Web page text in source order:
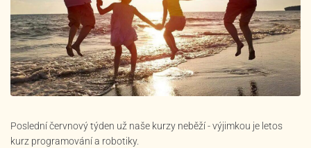
Poslední červnový týden už naše kurzy neběží - výjimkou je letos
kurz programování a robotiky.